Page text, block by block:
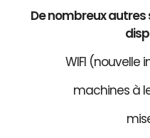
De nombreux
WIFI (nouvelle
machines à